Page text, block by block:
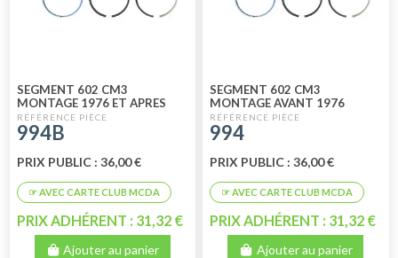
SEGMENT 602 CM3
MONTAGE 1976 ET APRES
994B
PRIX PUBLIC : 36,00 €
PRIX ADHÉRENT : 31,32 €
Ajouter au panier
SEGMENT 602 CM3
MONTAGE AVANT 1976
994
PRIX PUBLIC : 36,00 €
PRIX ADHÉRENT : 31,32 €
Ajouter au panier